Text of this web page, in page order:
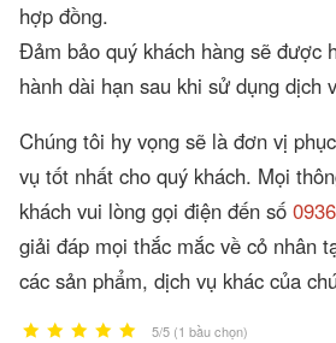
hợp đồng.
Đảm bảo quý khách hàng sẽ được
hành dài hạn sau khi sử dụng dịch
Chúng tôi hy vọng sẽ là đơn vị
vụ tốt nhất cho quý khách. Mọi
khách vui lòng gọi điện đến số
giải đáp mọi thắc mắc về cỏ nhân
các sản phẩm, dịch vụ khác của
5/5 (1 bầu chọn)